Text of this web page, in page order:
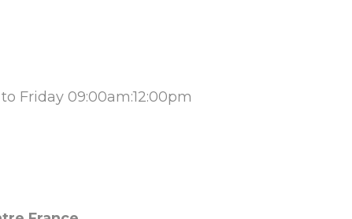
Friday 09:00am:12:00pm